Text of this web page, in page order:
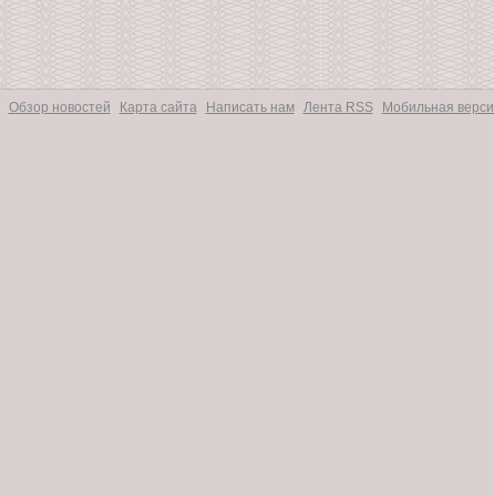
Обзор новостей Карта сайта Написать нам Лента RSS Мобильная